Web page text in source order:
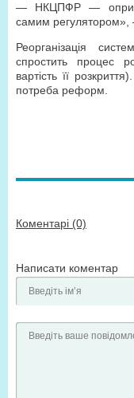
— НКЦПФР —
самим регулятором»,
Реорганізація
спростить процес
вартість її
потреба реформ.
Коментарі (0)
Написати коментар